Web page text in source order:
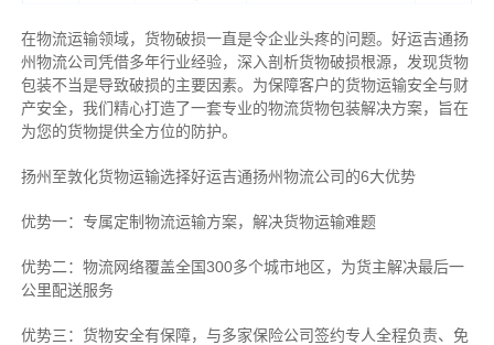
在物流运输领域，货物破损一直是令企业头疼的问题。好运吉通扬
州物流公司凭借多年行业经验，深入剖析货物破损根源，发现货物
包装不当是导致破损的主要因素。为保障客户的货物运输安全与财
产安全，我们精心打造了一套专业的物流货物包装解决方案，旨在
为您的货物提供全方位的防护。
扬州至敦化货物运输选择好运吉通扬州物流公司的6大优势
优势一：专属定制物流运输方案，解决货物运输难题
优势二：物流网络覆盖全国300多个城市地区，为货主解决最后一
公里配送服务
优势三：货物安全有保障，与多家保险公司签约专人全程负责、免